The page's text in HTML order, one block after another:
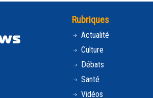
Rubriques
Actualité
Culture
Débats
Santé
Vidéos